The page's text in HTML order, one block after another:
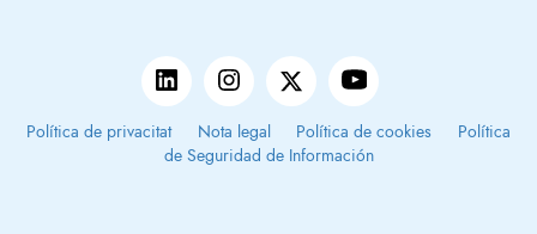
Política de privacitat Nota legal Política de cookies
Política
de Seguridad de Información